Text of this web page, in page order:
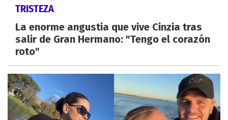
TRISTEZA
La enorme angustia que vive Cinzia tras
salir de Gran Hermano: "Tengo el corazón
roto"